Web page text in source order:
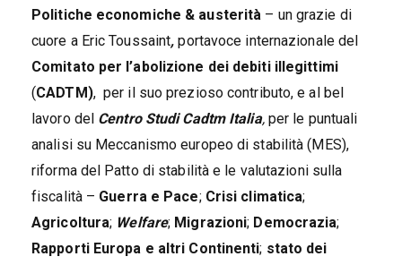
Politiche economiche & austerità – un grazie di
cuore a Eric Toussaint, portavoce internazionale del
Comitato per l’abolizione dei debiti illegittimi
(CADTM), per il suo prezioso contributo, e al bel
lavoro del Centro Studi Cadtm Italia,per le puntuali
analisi su Meccanismo europeo di stabilità (MES),
riforma del Patto di stabilità e le valutazioni sulla
fiscalità – Guerra e Pace; Crisi climatica;
Agricoltura; Welfare; Migrazioni; Democrazia;
Rapporti Europa e altri Continenti; stato dei